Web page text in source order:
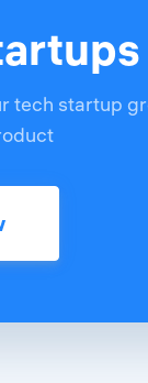
startup